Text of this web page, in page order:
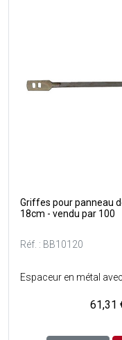
Griffes pour panneau
18cm - vendu par 100
Réf. : BB10120
61,31